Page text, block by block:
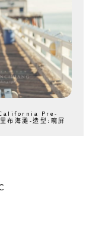
California Pre-
布海灘-造型:晼屏